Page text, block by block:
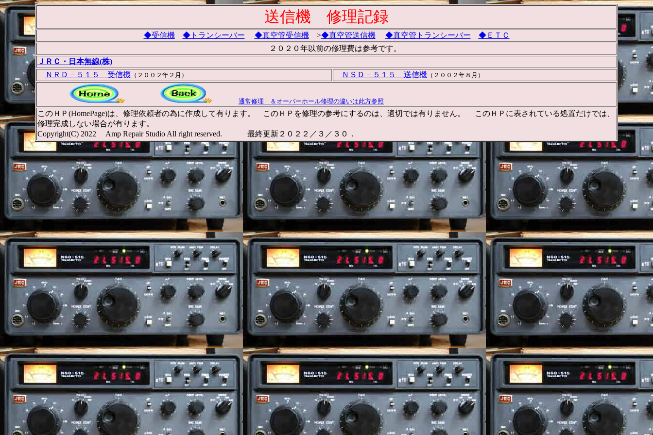
送信機 修理記録
◆受信機 ◆トランシーバー ◆真空管受信機>◆真空管送信機 ◆真空管トランシーバー
◆ＥＴＣ
２０２０年以前の修理費は参考です。
ＪＲＣ・日本無線(株)
ＮＲＤ－５１５ 受信機 （２００２年２月） ＮＳＤ－５１５ 送信機 （２００２年８月）
通常修理 ＆オーバーホール修理の違いは此方参照
このＨＰ(HomePage)は、修理依頼者の為に作成して有ります。 このＨＰを修理の参考にするのは、適切では有りません。 このＨＰに表されている処置だけでは、
修理完成しない場合が有ります。
Copyright(C) 2022 Amp Repair Studio All right reserved. 最終更新２０２２／３／３０．